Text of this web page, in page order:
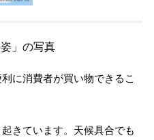
に消費者が買い物できるこ
きています。天候具合でも